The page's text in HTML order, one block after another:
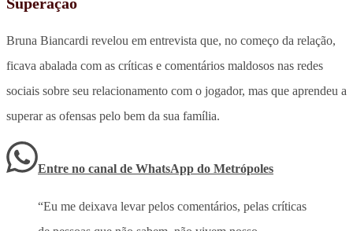
Bruna Biancardi revelou em entrevista que, no começo da relação,
ficava abalada com as críticas e comentários maldosos nas redes
sociais sobre seu relacionamento com o jogador, mas que aprendeu a
superar as ofensas pelo bem da sua família.
Entre no canal de WhatsApp do Metrópoles
“Eu me deixava levar pelos comentários, pelas críticas